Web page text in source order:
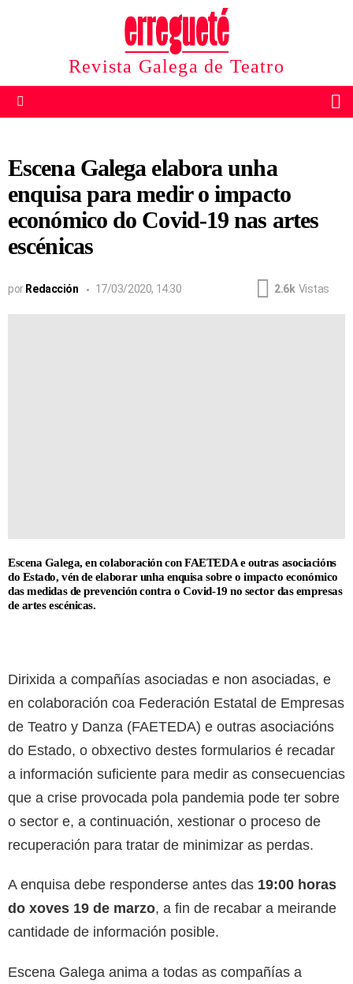
Revista Galega de Teatro
Escena Galega elabora unha
enquisa para medir o impacto
económico do Covid-19 nas artes
escénicas
por Redacción 17/03/2020, 14:30 2.6k Vistas
Escena Galega, en colaboración con FAETEDA e outras asociacións
do Estado, vén de elaborar unha enquisa sobre o impacto económico
das medidas de prevención contra o Covid-19 no sector das empresas
de artes escénicas.
Dirixida a compañías asociadas e non asociadas, e
en colaboración coa Federación Estatal de Empresas
de Teatro y Danza (FAETEDA) e outras asociacións
do Estado, o obxectivo destes formularios é recadar
a información suficiente para medir as consecuencias
que a crise provocada pola pandemia pode ter sobre
o sector e, a continuación, xestionar o proceso de
recuperación para tratar de minimizar as perdas.
A enquisa debe responderse antes das 19:00 horas
do xoves 19 de marzo, a fin de recabar a meirande
cantidade de información posible.
Escena Galega anima a todas as compañías a